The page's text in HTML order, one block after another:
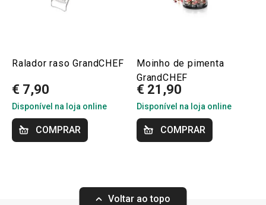
Ralador raso GrandCHEF
€ 7,90
Disponível na loja online
COMPRAR
Moinho de pimenta
GrandCHEF
€ 21,90
Disponível na loja online
COMPRAR
Voltar ao topo